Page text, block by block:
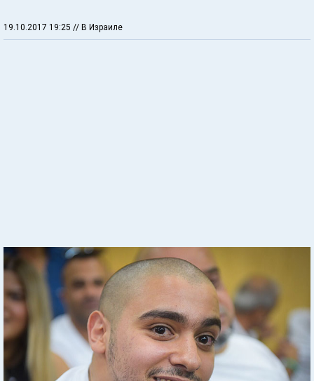
19.10.2017 19:25 // В Израиле